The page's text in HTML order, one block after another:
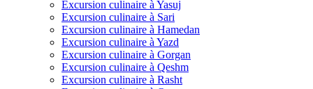
Excursion culinaire à Yasuj
Excursion culinaire à Sari
Excursion culinaire à Hamedan
Excursion culinaire à Yazd
Excursion culinaire à Gorgan
Excursion culinaire à Qeshm
Excursion culinaire à Rasht